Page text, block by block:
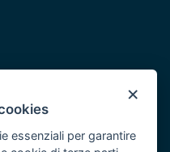
×
essenziali per garantire